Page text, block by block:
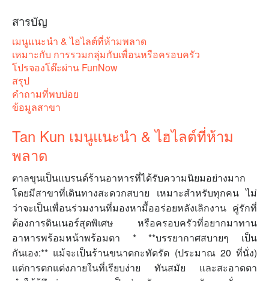
สารบัญ
เมนูแนะนำ & ไฮไลต์ที่ห้ามพลาด
เหมาะกับ การรวมกลุ่มกับเพื่อนหรือครอบครัว
โปรจองโต๊ะผ่าน FunNow
สรุป
คำถามที่พบบ่อย
ข้อมูลสาขา
Tan Kun เมนูแนะนำ & ไฮไลต์ที่ห้าม
พลาด
ตาลขุนเป็นแบรนด์ร้านอาหารที่ได้รับความนิยมอย่างมาก
โดยมีสาขาที่เดินทางสะดวกสบาย เหมาะสำหรับทุกคน ไม่
ว่าจะเป็นเพื่อนร่วมงานที่มองหามื้ออร่อยหลังเลิกงาน คู่รักที่
ต้องการดินเนอร์สุดพิเศษ หรือครอบครัวที่อยากมาทาน
อาหารพร้อมหน้าพร้อมตา * **บรรยากาศสบายๆ เป็น
กันเอง:** แม้จะเป็นร้านขนาดกะทัดรัด (ประมาณ 20 ที่นั่ง)
แต่การตกแต่งภายในที่เรียบง่าย ทันสมัย และสะอาดตา